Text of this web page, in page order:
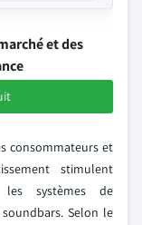
et des
consommateurs et
stimulent
les systèmes de
Selon le